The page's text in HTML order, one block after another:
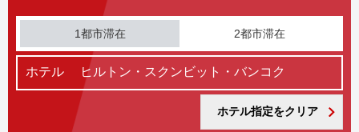
1都市滞在 2都市滞在
ホテル ヒルトン・スクンビット・バンコク
ホテル指定をクリア